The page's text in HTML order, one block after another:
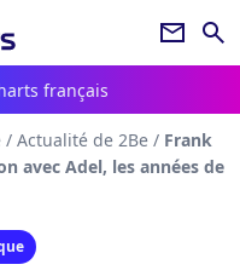
newsletter search
français
/ Actualité de 2Be / Frank
avec Adel, les années de